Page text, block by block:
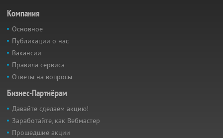
Компания
Основное
Публикации о нас
Вакансии
Правила сервиса
Ответы на вопросы
Бизнес-Партнёрам
Давайте сделаем акцию!
Заработайте, как Вебмастер
Прошедшие акции